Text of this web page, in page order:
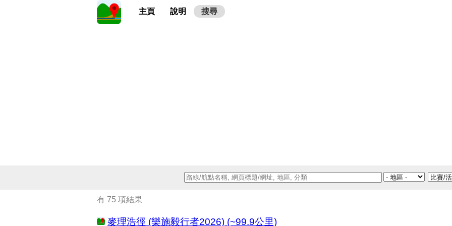
主頁 說明 搜尋
有 75 項結果
麥理浩徑 (樂施毅行者2026) (~99.9公里)